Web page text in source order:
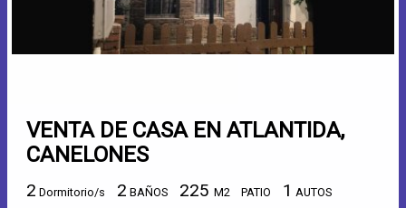
VENTA DE CASA EN ATLANTIDA,
CANELONES
2 Dormitorio/s 2 BAÑOS 225 M2 PATIO 1 AUTOS